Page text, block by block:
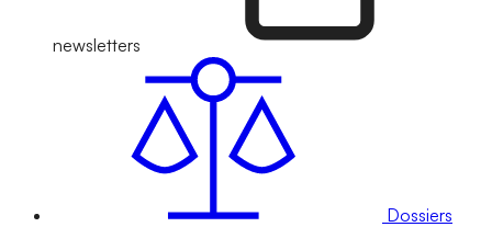
newsletters
Dossiers